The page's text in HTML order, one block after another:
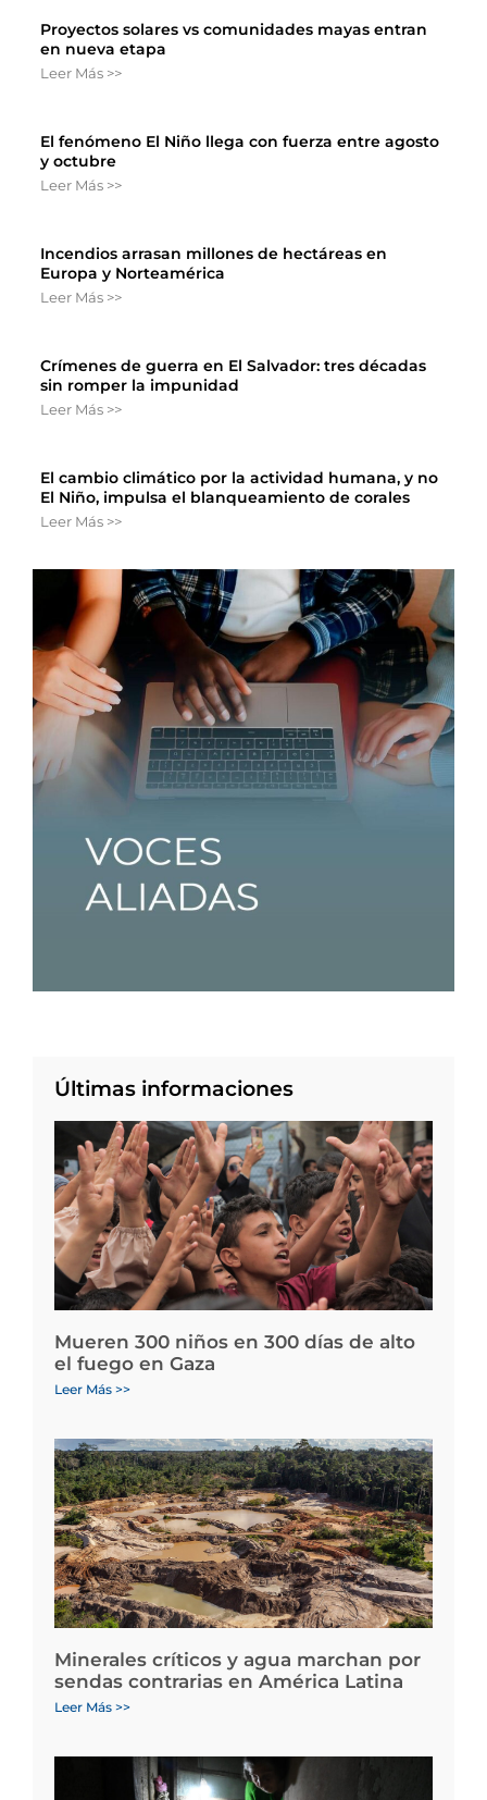
Proyectos solares vs comunidades mayas entran
en nueva etapa
Leer Más >>
El fenómeno El Niño llega con fuerza entre agosto
y octubre
Leer Más >>
Incendios arrasan millones de hectáreas en
Europa y Norteamérica
Leer Más >>
Crímenes de guerra en El Salvador: tres décadas
sin romper la impunidad
Leer Más >>
El cambio climático por la actividad humana, y no
El Niño, impulsa el blanqueamiento de corales
Leer Más >>
Últimas informaciones
Mueren 300 niños en 300 días de alto
el fuego en Gaza
Leer Más >>
Minerales críticos y agua marchan por
sendas contrarias en América Latina
Leer Más >>